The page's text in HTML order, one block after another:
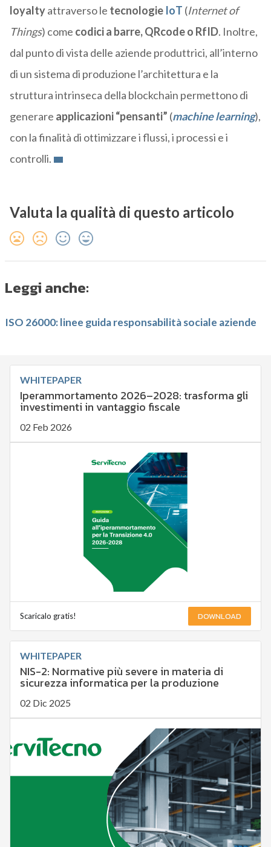
loyaltyattraverso le tecnologie IoT (Internet of
Things) come codici a barre, QRcode o RfID. Inoltre,
dal punto di vista delle aziende produttrici, all’interno
di un sistema di produzione l’architettura e la
struttura intrinseca della blockchain permettono di
generare applicazioni “pensanti” (machine learning),
con la finalità di ottimizzare i flussi, i processi e i
controlli.
Valuta la qualità di questo articolo
Leggi anche:
ISO 26000: linee guida responsabilità sociale aziende
WHITEPAPER
Iperammortamento 2026–2028: trasforma gli
investimenti in vantaggio fiscale
02 Feb 2026
Scaricalo gratis! DOWNLOAD
WHITEPAPER
NIS-2: Normative più severe in materia di
sicurezza informatica per la produzione
02 Dic 2025